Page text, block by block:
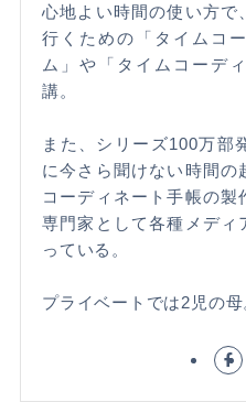
心地よい時間の使い方で
行くための「タイムコ
ム」や「タイムコーデ
講。
また、シリーズ100万部
に今さら聞けない時間の
コーディネート手帳の
専門家として各種メディ
っている。
プライベートでは2児の母